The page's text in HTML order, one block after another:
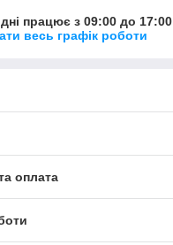
працює з 09:00 до 17:00
весь графік роботи
оплата